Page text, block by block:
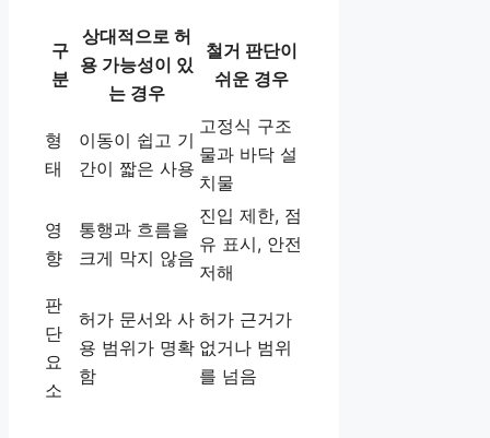
구
분
상대적으로 허
용 가능성이 있
는 경우
철거 판단이
쉬운 경우
형
태
이동이 쉽고 기
간이 짧은 사용
고정식 구조
물과 바닥 설
치물
영
향
통행과 흐름을
크게 막지 않음
진입 제한, 점
유 표시, 안전
저해
판
단
요
소
허가 문서와 사
용 범위가 명확
함
허가 근거가
없거나 범위
를 넘음